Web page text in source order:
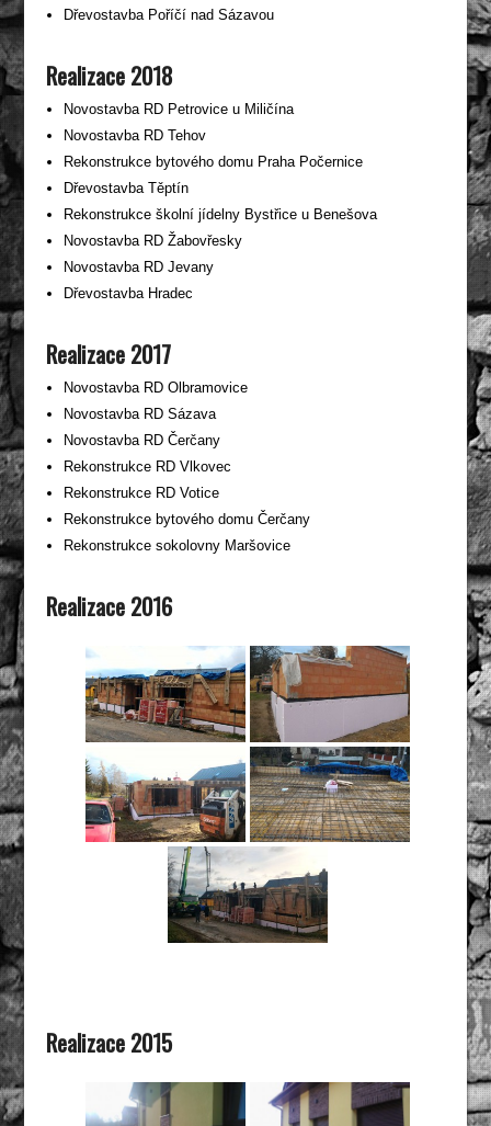
Dřevostavba Poříčí nad Sázavou
Realizace 2018
Novostavba RD Petrovice u Miličína
Novostavba RD Tehov
Rekonstrukce bytového domu Praha Počernice
Dřevostavba Těptín
Rekonstrukce školní jídelny Bystřice u Benešova
Novostavba RD Žabovřesky
Novostavba RD Jevany
Dřevostavba Hradec
Realizace 2017
Novostavba RD Olbramovice
Novostavba RD Sázava
Novostavba RD Čerčany
Rekonstrukce RD Vlkovec
Rekonstrukce RD Votice
Rekonstrukce bytového domu Čerčany
Rekonstrukce sokolovny Maršovice
Realizace 2016
Realizace 2015